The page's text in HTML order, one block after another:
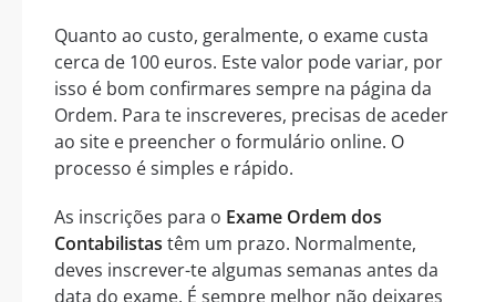
Quanto ao custo, geralmente, o exame custa
cerca de 100 euros. Este valor pode variar, por
isso é bom confirmares sempre na página da
Ordem. Para te inscreveres, precisas de aceder
ao site e preencher o formulário online. O
processo é simples e rápido.
As inscrições para o Exame Ordem dos
Contabilistas têm um prazo. Normalmente,
deves inscrever-te algumas semanas antes da
data do exame. É sempre melhor não deixares